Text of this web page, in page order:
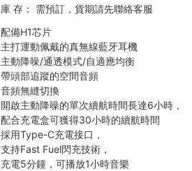
庫 存：
需預訂，貨期請先聯絡客服
配備H1芯片
主打運動佩戴的真無線藍牙耳機
主動降噪/通透模式/自適應均衡
帶頭部追蹤的空間音頻
音頻無縫切換
開啟主動降噪的單次續航時間長達6小時，
配合充電盒可獲得30小時的續航時間
採用Type-C充電接口，
支持Fast Fuel閃充技術，
充電5分鐘，可播放1小時音樂